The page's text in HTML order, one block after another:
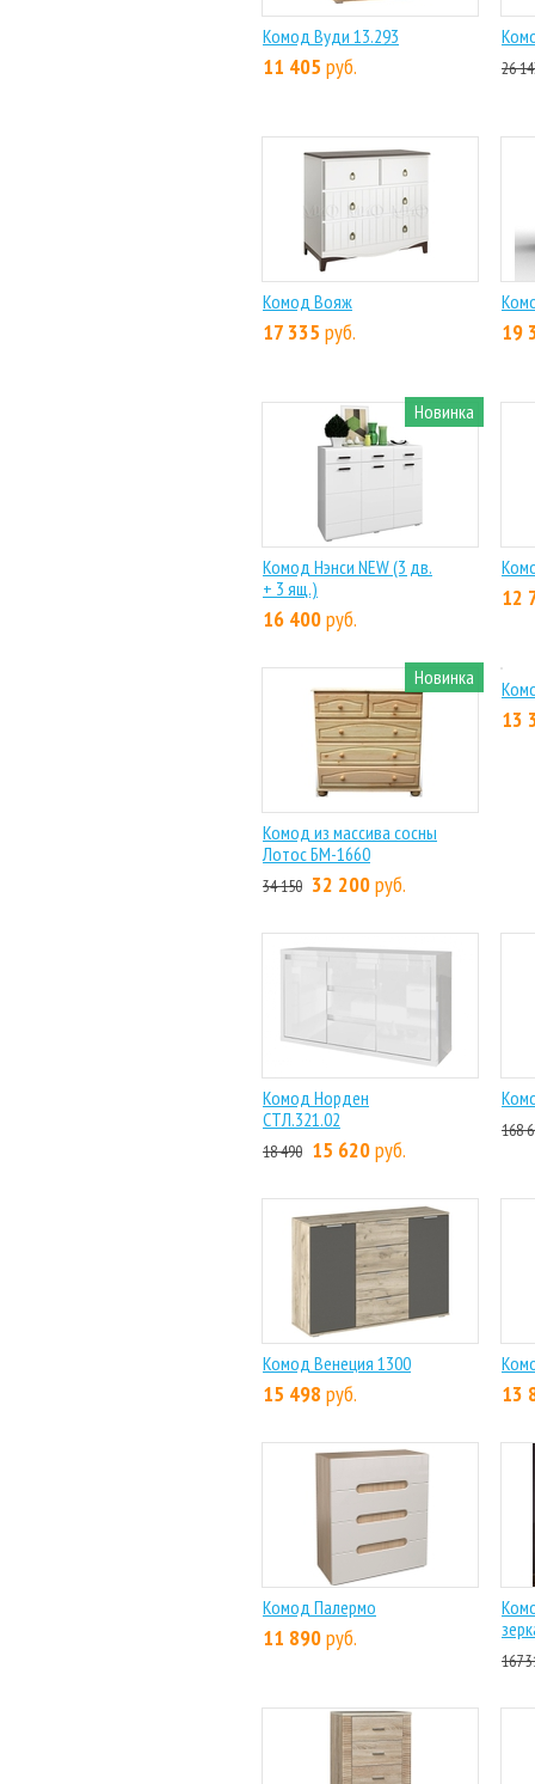
Комод Вуди 13.293
11 405 руб. 26
Комод Вояж
17 335 руб. 19
Новинка
Комод Нэнси NEW (3 дв.
+ 3 ящ.)
16 400руб.
12
Новинка
Комод из массива сосны
Лотос БМ-1660
34 150 32 200руб.
Комод Норден
СТЛ.321.02
18 490 15 620руб.
168
Комод Венеция 1300
15 498 руб. 13
Комод Палермо
11 890руб.
167